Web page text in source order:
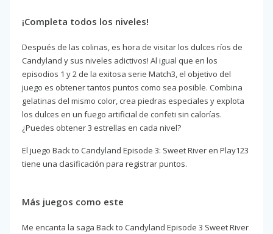
¡Completa todos los niveles!
Después de las colinas, es hora de visitar los dulces ríos de
Candyland y sus niveles adictivos! Al igual que en los
episodios 1 y 2 de la exitosa serie Match3, el objetivo del
juego es obtener tantos puntos como sea posible. Combina
gelatinas del mismo color, crea piedras especiales y explota
los dulces en un fuego artificial de confeti sin calorías.
¿Puedes obtener 3 estrellas en cada nivel?
El juego Back to Candyland Episode 3: Sweet River en Play123
tiene una clasificación para registrar puntos.
Más juegos como este
Me encanta la saga Back to Candyland Episode 3 Sweet River